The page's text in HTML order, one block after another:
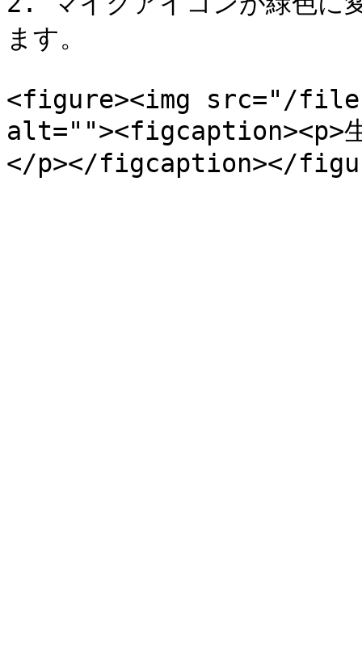
ます。
<figure><img src="/files/
alt=""><figcaption><p>生